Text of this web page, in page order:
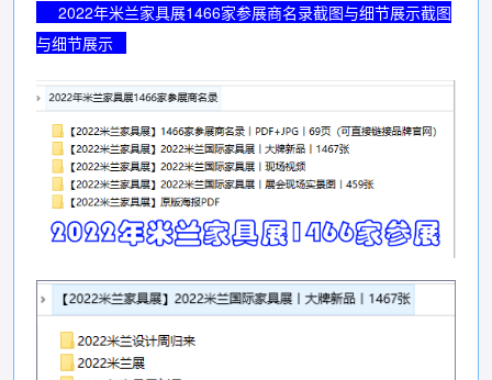
2022年米兰家具展1466家参展商名录截图与细节展示截图
与细节展示